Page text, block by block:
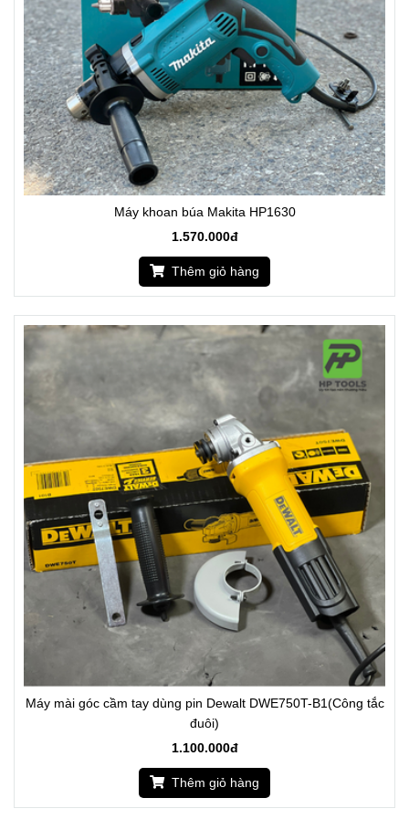
Máy khoan búa Makita HP1630
1.570.000đ
Thêm giỏ hàng
Máy mài góc cầm tay dùng pin Dewalt DWE750T-B1(Công tắc
đuôi)
1.100.000đ
Thêm giỏ hàng